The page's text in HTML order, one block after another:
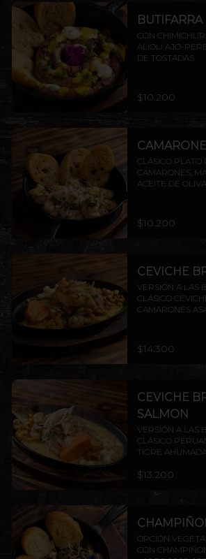
CON
ALIOLI AJO-
DE TOSTADAS.
$10.200
CLÁSICO PLATO
CAMARONES,
ACEITE DE
$10.200
CEVICHE
VERSIÓN A LAS
CLÁSICO
CAMARONES
$14.300
CEVICHE
SALMON
VERSIÓN A LAS
CLÁSICO
TIGRE
$13.200
OPCIÓN
CON